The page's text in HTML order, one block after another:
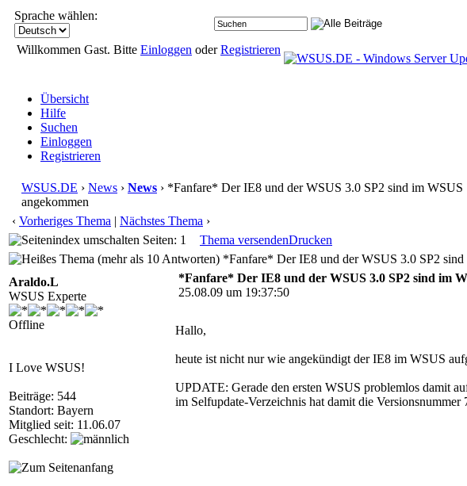
Sprache wählen:
Willkommen Gast. Bitte Einloggen oderRegistrieren
Übersicht
Hilfe
Suchen
Einloggen
Registrieren
WSUS.DE › News › News › *Fanfare* Der IE8 und der WSUS 3.0 SP2 sind im WSUS
angekommen
‹ Vorheriges Thema | Nächstes Thema ›
Seiten: 1
Thema versendenDrucken
*Fanfare* Der IE8 und der WSUS 3.0 SP2
Araldo.L
WSUS Experte
Offline
I Love WSUS!
Beiträge: 544
Standort: Bayern
Mitglied seit: 11.06.07
Geschlecht:
*Fanfare* Der IE8 und der WSUS 3.0 SP2 sind im
25.08.09 um 19:37:50
Hallo,
heute ist nicht nur wie angekündigt der IE8 im WSUS
UPDATE: Gerade den ersten WSUS problemlos damit
im Selfupdate-Verzeichnis hat damit die Versionsnummer